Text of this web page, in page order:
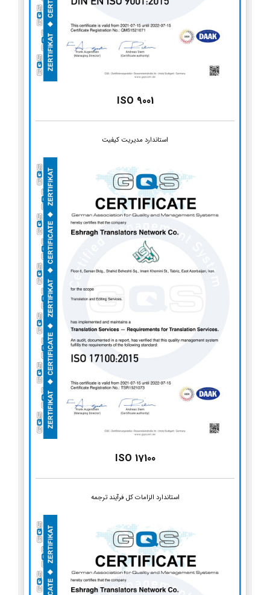
ISO 9001
استاندارد مدیریت کیفیت
ISO 17100
استاندارد الزامات کل فرآیند ترجمه